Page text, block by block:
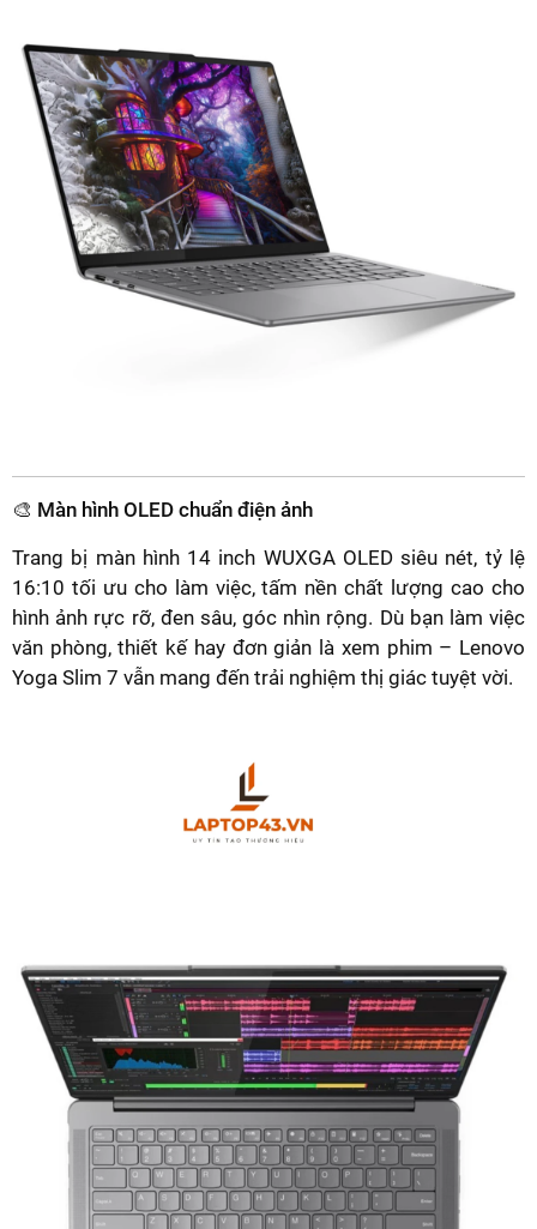
🎨 Màn hình OLED chuẩn điện ảnh
Trang bị màn hình 14 inch WUXGA OLED siêu nét, tỷ lệ
16:10 tối ưu cho làm việc, tấm nền chất lượng cao cho
hình ảnh rực rỡ, đen sâu, góc nhìn rộng. Dù bạn làm việc
văn phòng, thiết kế hay đơn giản là xem phim – Lenovo
Yoga Slim 7 vẫn mang đến trải nghiệm thị giác tuyệt vời.